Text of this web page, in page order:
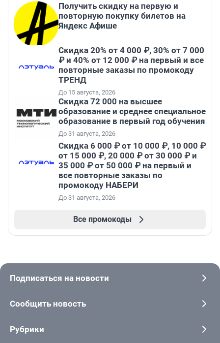
Получить скидку на первую и
повторную покупку билетов на
Яндекс Афише
Скидка 20% от 4 000 ₽, 30% от 7 000
₽ и 40% от 12 000 ₽ на первый и все
повторные заказы по промокоду
ТРЕНД
До 15 августа, 2026
Скидка 72 000 на высшее
образование и среднее специальное
образование в первый год обучения
До 31 августа, 2026
Скидка 6 000 ₽ от 10 000 ₽, 10 000 ₽
от 15 000 ₽, 20 000 ₽ от 30 000 ₽ и
35 000 ₽ от 50 000 ₽ на первый и
все повторные заказы по
промокоду НАБЕРИ
До 31 августа, 2026
Все промокоды
Подписаться на новости
Сообщить новость
Рубрики